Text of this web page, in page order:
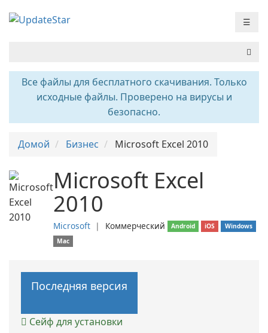
☰
Все файлы для бесплатного скачивания. Только
исходные файлы. Проверено на вирусы и
безопасно.
Домой Бизнес Microsoft Excel 2010
Microsoft Excel
2010
Microsoft ❘ Коммерческий Android iOS
Windows
Mac
Последняя версия
Сейф для установки